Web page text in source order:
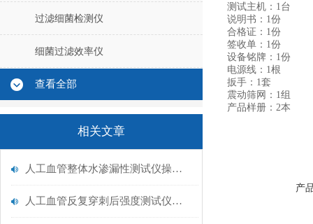
过滤细菌检测仪
细菌过滤效率仪
查看全部
相关文章
人工血管整体水渗漏性测试仪操作中最容易出错的步骤
人工血管反复穿刺后强度测试仪是什么？透析患者的“生命管“质量靠它把关！
测试主机：1台
说明书：1份
合格证：1份
签收单：1份
设备铭牌：1份
电源线：1根
扳手：1套
震动筛网：1组
产品样册：2本
产